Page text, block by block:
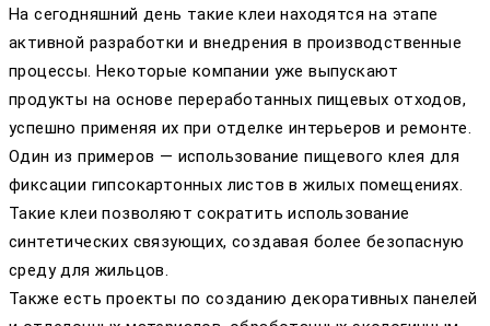
На сегодняшний день такие клеи находятся на этапе
активной разработки и внедрения в производственные
процессы. Некоторые компании уже выпускают
продукты на основе переработанных пищевых отходов,
успешно применяя их при отделке интерьеров и ремонте.
Один из примеров — использование пищевого клея для
фиксации гипсокартонных листов в жилых помещениях.
Такие клеи позволяют сократить использование
синтетических связующих, создавая более безопасную
среду для жильцов.
Также есть проекты по созданию декоративных панелей